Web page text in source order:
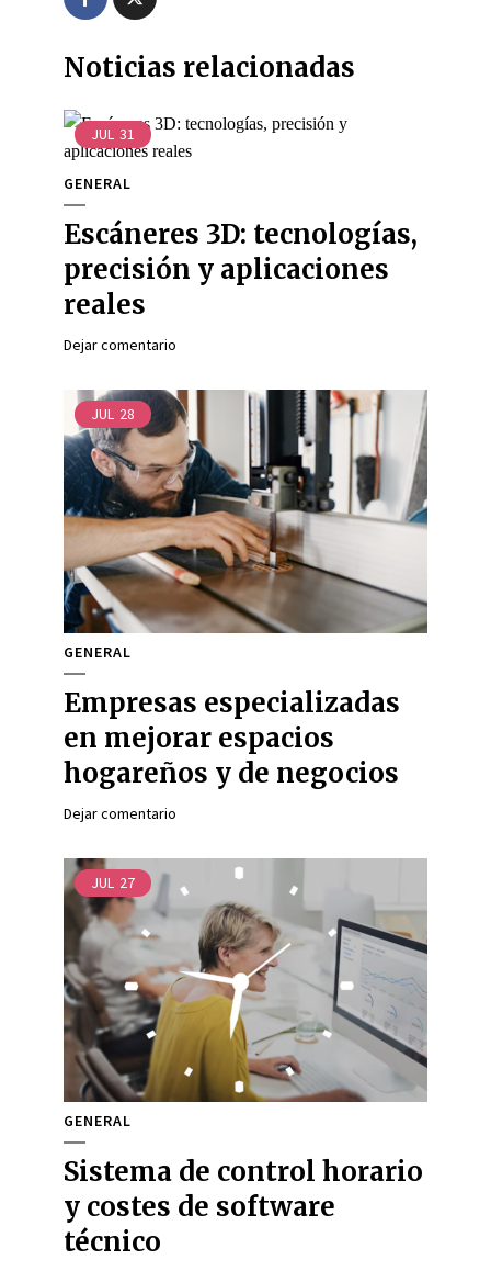
Noticias relacionadas
JUL 31
GENERAL
Escáneres 3D: tecnologías,
precisión y aplicaciones
reales
Dejar comentario
JUL 28
GENERAL
Empresas especializadas
en mejorar espacios
hogareños y de negocios
Dejar comentario
JUL 27
GENERAL
Sistema de control horario
y costes de software
técnico